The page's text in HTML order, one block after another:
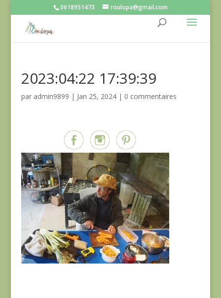
0618951473 roulopa@gmail.com
2023:04:22 17:39:39
par admin9899 | Jan 25, 2024| 0 commentaires